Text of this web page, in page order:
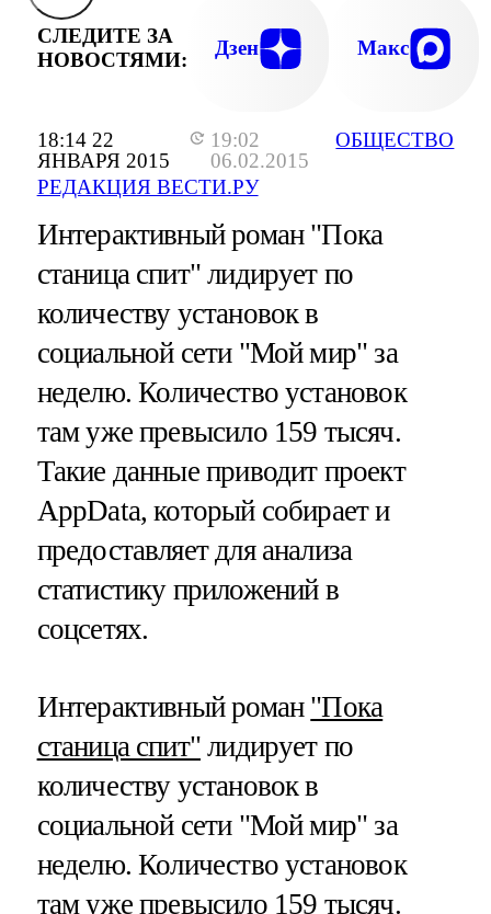
18:14 22
ЯНВАРЯ 2015
19:02
06.02.2015
РЕДАКЦИЯ ВЕСТИ.РУ
ОБЩЕСТВО
СЛЕДИТЕ ЗА
НОВОСТЯМИ:
Дзен Макс
Интерактивный роман "Пока
станица спит" лидирует по
количеству установок в
социальной сети "Мой мир" за
неделю. Количество установок
там уже превысило 159 тысяч.
Такие данные приводит проект
AppData, который собирает и
предоставляет для анализа
статистику приложений в
соцсетях.
Интерактивный роман "Пока
станица спит" лидирует по
количеству установок в
социальной сети "Мой мир" за
неделю. Количество установок
там ужепревысило 159 тысяч.